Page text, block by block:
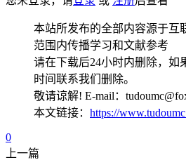
本站所发布的全部内容源于互
范围内传播学习和文献参考
请在下载后24小时内删除，如
时间联系我们删除。
敬请谅解! E-mail：
本文链接： https://
0
上一篇